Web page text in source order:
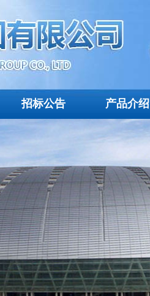
招标公告 产品介绍